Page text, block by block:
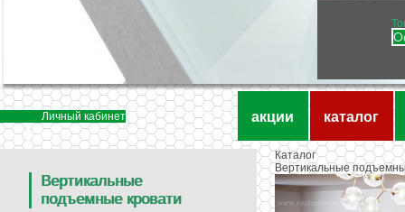
Личный кабинет акции каталог
Вертикальные
подъемные кровати
Каталог
Вертикальные